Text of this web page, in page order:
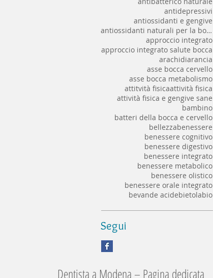
antidepressivi
antiossidanti e gengive
antiossidanti naturali per la bocca
approccio integrato
approccio integrato salute bocca
arachidiarancia
asse bocca cervello
asse bocca metabolismo
attitvità fisicaattività fisica
attività fisica e gengive sane
bambino
batteri della bocca e cervello
bellezzabenessere
benessere cognitivo
benessere digestivo
benessere integrato
benessere metabolico
benessere olistico
benessere orale integrato
bevande acidebietolabio
Segui
Dentista a Modena – Pagina dedicata